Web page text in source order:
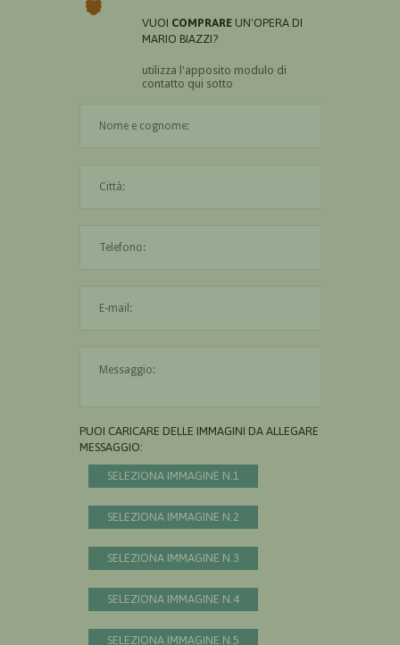
VUOI COMPRARE UN'OPERA DI
MARIO BIAZZI?
utilizza l'apposito modulo di
contatto qui sotto
PUOI CARICARE DELLE IMMAGINI DA ALLEGARE AL
MESSAGGIO:
SELEZIONA IMMAGINE N.1
SELEZIONA IMMAGINE N.2
SELEZIONA IMMAGINE N.3
SELEZIONA IMMAGINE N.4
SELEZIONA IMMAGINE N.5